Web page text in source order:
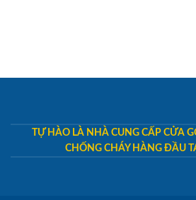
TỰ HÀO LÀ NHÀ CUNG CẤP CỬA
CHỐNG CHÁY HÀNG ĐẦU